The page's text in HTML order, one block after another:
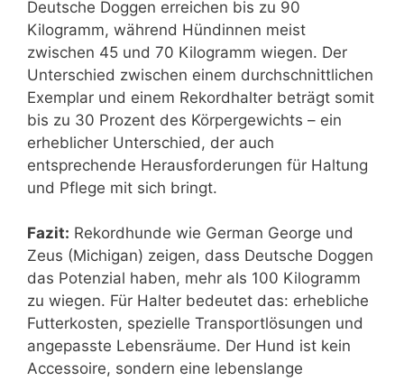
Deutsche Doggen erreichen bis zu 90
Kilogramm, während Hündinnen meist
zwischen 45 und 70 Kilogramm wiegen. Der
Unterschied zwischen einem durchschnittlichen
Exemplar und einem Rekordhalter beträgt somit
bis zu 30 Prozent des Körpergewichts – ein
erheblicher Unterschied, der auch
entsprechende Herausforderungen für Haltung
und Pflege mit sich bringt.
Fazit: Rekordhunde wie German George und
Zeus (Michigan) zeigen, dass Deutsche Doggen
das Potenzial haben, mehr als 100 Kilogramm
zu wiegen. Für Halter bedeutet das: erhebliche
Futterkosten, spezielle Transportlösungen und
angepasste Lebensräume. Der Hund ist kein
Accessoire, sondern eine lebenslange